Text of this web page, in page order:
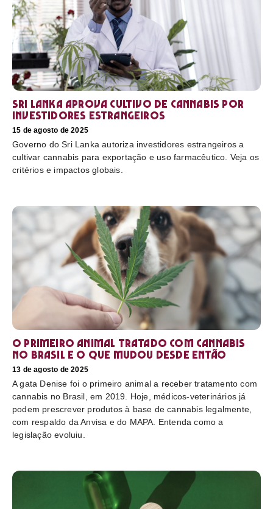
Sri Lanka aprova cultivo de cannabis por
investidores estrangeiros
15 de agosto de 2025
Governo do Sri Lanka autoriza investidores estrangeiros a
cultivar cannabis para exportação e uso farmacêutico. Veja os
critérios e impactos globais.
O primeiro animal tratado com cannabis
no Brasil e o que mudou desde então
13 de agosto de 2025
A gata Denise foi o primeiro animal a receber tratamento com
cannabis no Brasil, em 2019. Hoje, médicos-veterinários já
podem prescrever produtos à base de cannabis legalmente,
com respaldo da Anvisa e do MAPA. Entenda como a
legislação evoluiu.